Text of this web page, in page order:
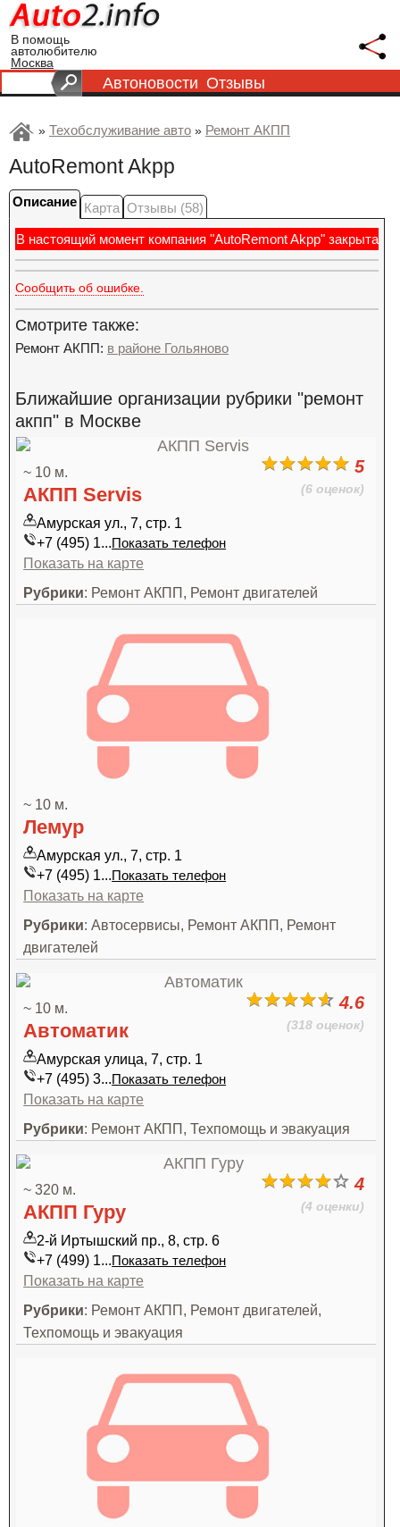
В помощь
автолюбителю
Москва
Автоновости Отзывы
» Техобслуживание авто » Ремонт АКПП
AutoRemont Akpp
Описание Карта Отзывы (58)
В настоящий момент компания "AutoRemont Akpp" закрыта
Сообщить об ошибке.
Смотрите также:
Ремонт АКПП: в районе Гольяново
Ближайшие организации рубрики "ремонт
акпп" в Москве
5
(6 оценок)
~ 10 м.
АКПП Servis
Амурская ул., 7, стр. 1
+7 (495) 1...Показать телефон
Показать на карте
Рубрики: Ремонт АКПП, Ремонт двигателей
~ 10 м.
Лемур
Амурская ул., 7, стр. 1
+7 (495) 1...Показать телефон
Показать на карте
Рубрики: Автосервисы, Ремонт АКПП, Ремонт
двигателей
4.6
(318 оценок)
~ 10 м.
Автоматик
Амурская улица, 7, стр. 1
+7 (495) 3...Показать телефон
Показать на карте
Рубрики: Ремонт АКПП, Техпомощь и эвакуация
4
(4 оценки)
~ 320 м.
АКПП Гуру
2-й Иртышский пр., 8, стр. 6
+7 (499) 1...Показать телефон
Показать на карте
Рубрики: Ремонт АКПП, Ремонт двигателей,
Техпомощь и эвакуация